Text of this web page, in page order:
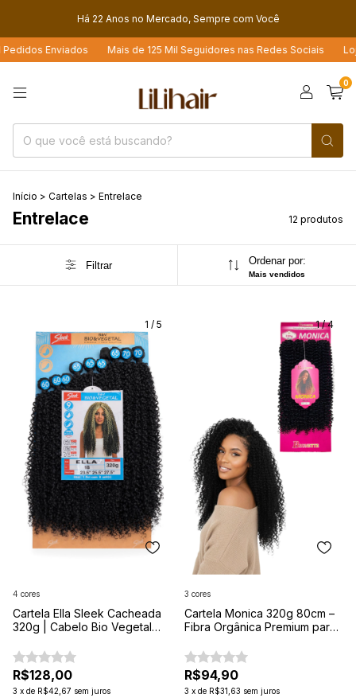
Há 22 Anos no Mercado, Sempre com Você
Enviados Mais de 125 Mil Seguidores nas Redes Sociais Loja 4.6
0
Início > Cartelas > Entrelace
Entrelace 12 produtos
Filtrar Ordenar por:
Mais vendidos
1 / 5
Cartela Ella Sleek Cacheada
320g | Cabelo Bio Vegetal
R$128,00
3 x de R$42,67 sem juros
4 cores
1/4
Cartela Monica 320g 80cm –
Fibra Orgânica Premium para
R$94,90
3 x de R$31,63 sem juros
3 cores